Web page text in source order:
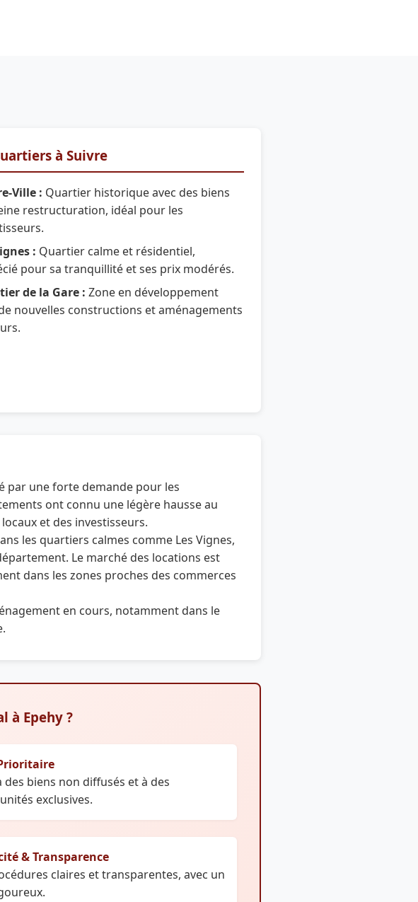
à Suivre
Ville : Quartier historique avec des biens
restructuration, idéal pour les
: Quartier calme et résidentiel,
pour sa tranquillité et ses prix modérés.
de la Gare : Zone en développement
nouvelles constructions et aménagements
par une forte demande pour les
ont connu une légère hausse au
et des investisseurs.
les quartiers calmes comme Les Vignes,
Le marché des locations est
dans les zones proches des commerces
en cours, notamment dans le
à Epehy ?
des biens non diffusés et à des
exclusives.
& Transparence
claires et transparentes, avec un